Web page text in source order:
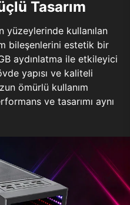
Tasarım
yüzeylerinde kullanılan
bileşenlerini estetik bir
aydınlatma ile etkileyici
yapısı ve kaliteli
ömürlü kullanım
ve tasarımı aynı